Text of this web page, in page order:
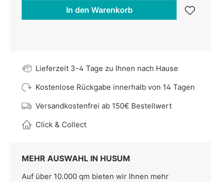
In den Warenkorb
Lieferzeit 3-4 Tage zu Ihnen nach Hause
Kostenlose Rückgabe innerhalb von 14 Tagen
Versandkostenfrei ab 150€ Bestellwert
Click & Collect
MEHR AUSWAHL IN HUSUM
Auf über 10.000 qm bieten wir Ihnen mehr